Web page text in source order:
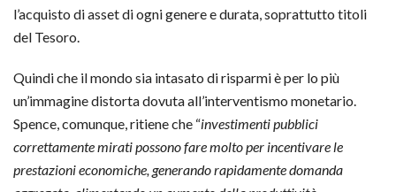
l’acquisto di asset di ogni genere e durata, soprattutto titoli
del Tesoro.
Quindi che il mondo sia intasato di risparmi è per lo più
un’immagine distorta dovuta all’interventismo monetario.
Spence, comunque, ritiene che “investimenti pubblici
correttamente mirati possono fare molto per incentivare le
prestazioni economiche, generando rapidamente domanda